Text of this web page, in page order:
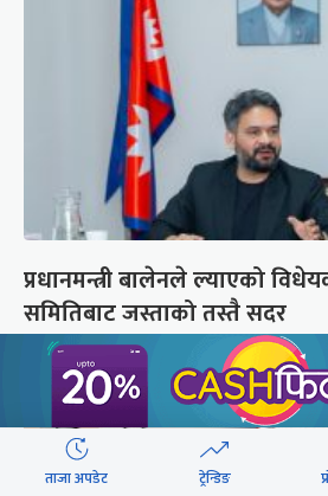
प्रधानमन्त्री बालेनले ल्याएको
समितिबाट जस्ताको तस्तै सदर
ताजा अपडेट ट्रेन्डिङ